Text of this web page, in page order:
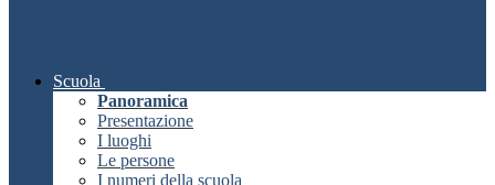
Scuola
Panoramica
Presentazione
I luoghi
Le persone
I numeri della scuola